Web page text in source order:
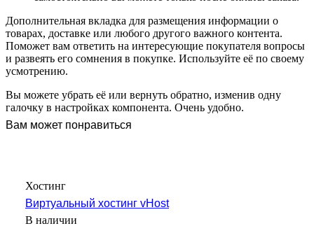
Дополнительная вкладка для размещения информации о
товарах, доставке или любого другого важного контента.
Поможет вам ответить на интересующие покупателя вопросы
и развеять его сомнения в покупке. Используйте её по своему
усмотрению.
Вы можете убрать её или вернуть обратно, изменив одну
галочку в настройках компонента. Очень удобно.
Вам может понравиться
Хостинг
Виртуальный хостинг vHost
В наличии